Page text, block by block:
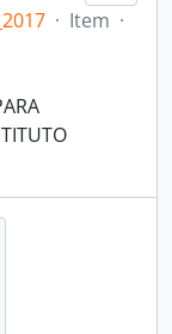
· Item ·